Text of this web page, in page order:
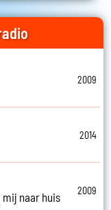
2009
2014
mij naar huis
2009